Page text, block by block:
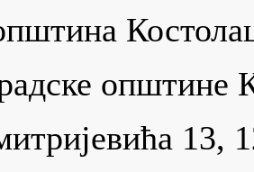
општине
13,